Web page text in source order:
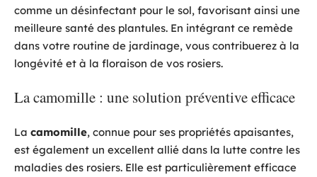
comme un désinfectant pour le sol, favorisant ainsi une
meilleure santé des plantules. En intégrant ce remède
dans votre routine de jardinage, vous contribuerez à la
longévité et à la floraison de vos rosiers.
La camomille : une solution préventive efficace
La camomille, connue pour ses propriétés apaisantes,
est également un excellent allié dans la lutte contre les
maladies des rosiers. Elle est particulièrement efficace